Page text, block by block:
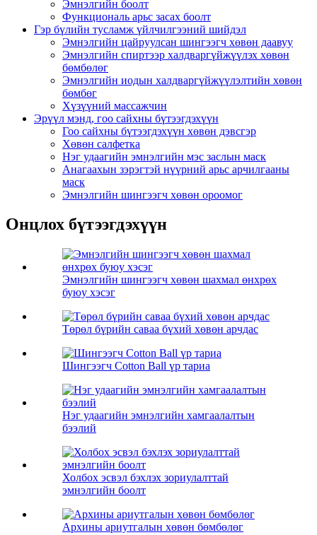
Эмнэлгийн боолт
Функциональ арьс засах боолт
Гэр бүлийн тусламж үйлчилгээний шийдэл
Эмнэлгийн цайруулсан шингээгч хөвөн даавуу
Эмнэлгийн спиртээр халдваргүйжүүлэх хөвөн
бөмбөлөг
Эмнэлгийн иодын халдваргүйжүүлэлтийн хөвөн
бөмбөг
Хүзүүний массажчин
Эрүүл мэнд, гоо сайхны бүтээгдэхүүн
Гоо сайхны бүтээгдэхүүн хөвөн дэвсгэр
Хөвөн салфетка
Нэг удаагийн эмнэлгийн мэс заслын маск
Анагаахын зэрэгтэй нүүрний арьс арчилгааны
маск
Эмнэлгийн шингээгч хөвөн ороомог
Онцлох бүтээгдэхүүн
Эмнэлгийн шингээгч хөвөн шахмал өнхрөх
буюу хэсэг
Төрөл бүрийн саваа бүхий хөвөн арчдас
Шингээгч Cotton Ball үр тариа
Нэг удаагийн эмнэлгийн хамгаалалтын
бээлий
Холбох эсвэл бэхлэх зориулалттай
эмнэлгийн боолт
Архины ариутгалын хөвөн бөмбөлөг